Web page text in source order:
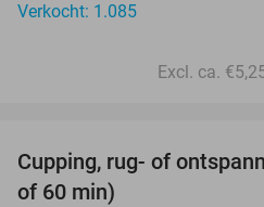
Verkocht: 1.085
Excl. ca.
Cupping, rug- of
of 60 min)